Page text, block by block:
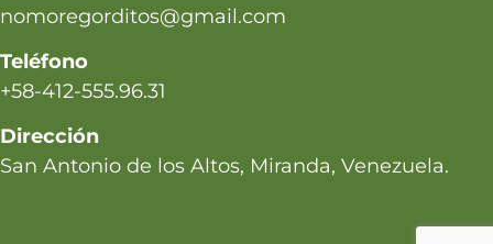
nomoregorditos@gmail.com
Teléfono
+58-412-555.96.31
Dirección
San Antonio de los Altos, Miranda, Venezuela.